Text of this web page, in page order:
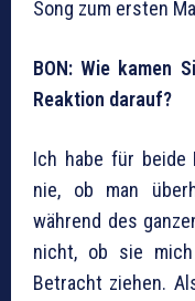
Song zum ersten
BON: Wie kamen
Reaktion darauf?
Ich habe für beide
nie, ob man
während des
nicht, ob sie
Betracht ziehen.